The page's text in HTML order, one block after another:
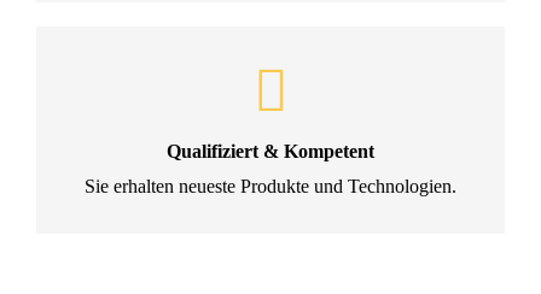
Qualifiziert & Kompetent
Sie erhalten neueste Produkte und Technologien.